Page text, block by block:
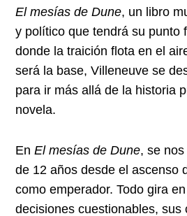
El mesías de Dune, un libro
y político que tendrá su punto
donde la traición flota en el
será la base, Villeneuve se
para ir más allá de la historia
novela.
EnEl mesías de Dune, se
de 12 años desde el ascenso
como emperador. Todo gira
decisiones cuestionables, sus